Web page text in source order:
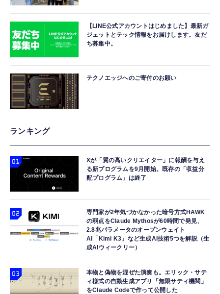
【LINE公式アカウントはじめました】最新ガ
ジェットとテック情報をお届けします。友だ
ち募集中。
テクノエッジへのご寄付のお願い
ランキング
Xが「質の高いクリエイター」に報酬を与え
る新プログラムを9月開始。既存の「収益分
配プログラム」は終了
専門家が2年気づかなかった暗号方式HAWK
の弱点をClaude Mythosが60時間で発見、
2.8兆パラメータのオープンウェイト
AI「Kimi K3」など生成AI技術5つを解説（生
成AIウィークリー）
本物と偽物を混ぜた演奏も。エリック・サテ
ィ様式の自動生成アプリ「無限サティ機関」
をClaude Codeで作って公開した